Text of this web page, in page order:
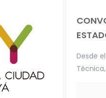
Desde